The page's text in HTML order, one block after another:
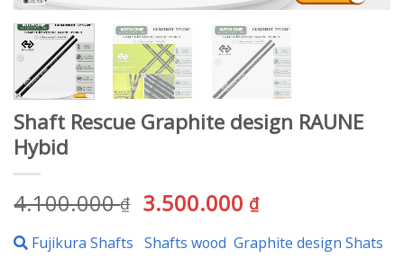
Shaft Rescue Graphite design RAUNE
Hybid
4.100.000₫
Giá
là:
3.500.000 ₫Giá
tại
Fujikura Shafts Shafts wood Graphite design Shats